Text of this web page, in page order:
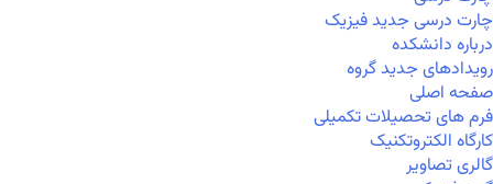
چارت درسی جدید فیزیک
درباره دانشکده
رویدادهای جدید گروه
صفحه اصلی
فرم های تحصیلات تکمیلی
کارگاه الکتروتکنیک
گالری تصاویر